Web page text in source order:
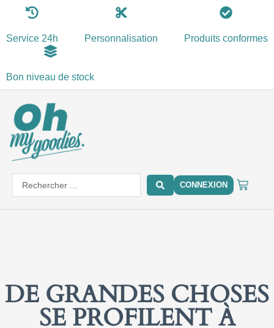
contenu
Service 24h Personnalisation Produits conformes
Bon niveau de stock
Search
...
CONNEXION
DE GRANDES CHOSES
SE PROFILENT À